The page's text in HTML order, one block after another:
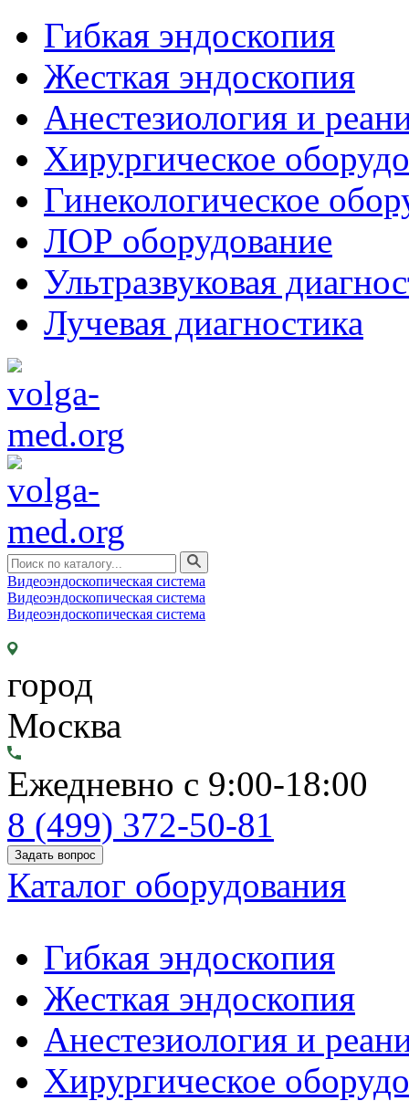
Гибкая эндоскопия
Жесткая эндоскопия
Анестезиология и
Хирургическое
Гинекологическое
ЛОР оборудование
Ультразвуковая
Лучевая диагностика
Видеоэндоскопическая система
Видеоэндоскопическая система
Видеоэндоскопическая система
город
Москва
Ежедневно с 9:00-18:00
8 (499) 372-50-81
Задать вопрос
Каталог оборудования
Гибкая эндоскопия
Жесткая эндоскопия
Анестезиология и
Хирургическое